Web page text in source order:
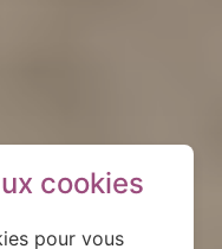
cookies
pour vous